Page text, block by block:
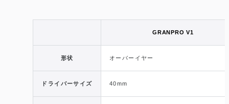
GRANPRO V1
形状 オーバーイヤー
ドライバーサイズ 40mm